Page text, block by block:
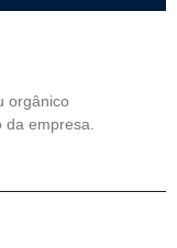
orgânico
empresa.